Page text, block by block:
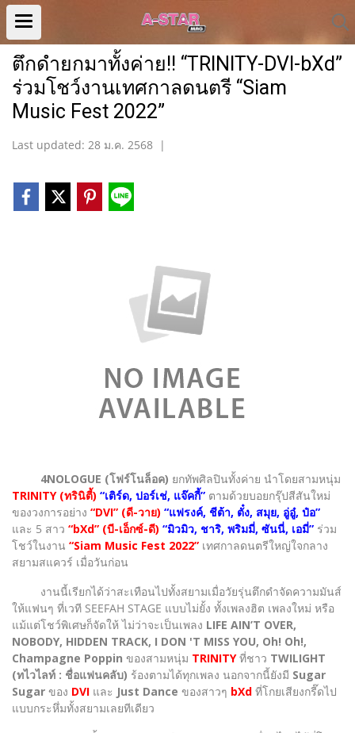
ตึกดำยกมาทั้งค่าย!! “TRINITY-DVI-bXd”
ร่วมโชว์งานเทศกาลดนตรี “Siam
Music Fest 2022”
Last updated: 28 ม.ค. 2568 |
4NOLOGUE (โฟร์โนล็อค) ยกทัพศิลปินทั้งค่าย นำโดยสามหนุ่ม
TRINITY (ทรินิตี้) “เติร์ด, ปอร์เช่, แจ๊คกี้” ตามด้วยบอยกรุ๊ปสีสันใหม่
ของวงการอย่าง “DVI” (ดี-วาย) “แฟรงค์, ชีต้า, ตั๋ง, สมุย, อู่อู๋, ป๋อ”
และ 5 สาว “bXd” (บี-เอ็กซ์-ดี) “มิวมิว, ชาริ, พริมมี่, ซันนี่, เอมี่” ร่วม
โชว์ในงาน “Siam Music Fest 2022” เทศกาลดนตรีใหญ่ใจกลาง
สยามสแควร์ เมื่อวันก่อน
งานนี้เรียกได้ว่าสะเทือนไปทั้งสยามเมื่อวัยรุ่นตึกดำจัดความมันส์
ให้แฟนๆ ที่เวที SEEFAH STAGE แบบไม่ยั้ง ทั้งเพลงฮิต เพลงใหม่ หรือ
แม้แต่โชว์พิเศษก็จัดให้ ไม่ว่าจะเป็นเพลง LIFE AIN’T OVER,
NOBODY, HIDDEN TRACK, I DON 'T MISS YOU, Oh! Oh!,
Champagne Poppin ของสามหนุ่ม TRINITYที่ชาว TWILIGHT
(ทไวไลท์ : ชื่อแฟนคลับ) ร้องตามได้ทุกเพลง นอกจากนี้ยังมี Sugar
Sugar ของ DVI และ Just Dance ของสาวๆ bXd ที่โกยเสียงกรี๊ดไป
แบบกระหึ่มทั้งสยามเลยทีเดียว